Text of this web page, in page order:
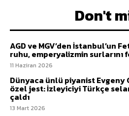
Don't
AGD ve MGV’den İstanbul’un
ruhu, emperyalizmin
11 Haziran 2026
Dünyaca ünlü piyanist Evgeny
özel jest: İzleyiciyi Türkçe
çaldı
13 Mart 2026